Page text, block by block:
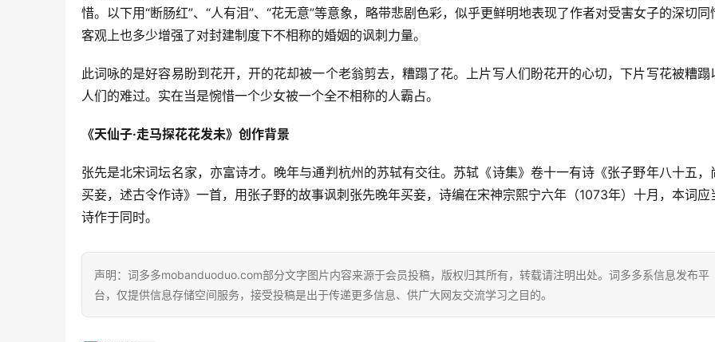
惜。以下用“断肠红”、“人有泪”、“花无意”等意象，略带悲剧色彩，似乎更鲜明地表现了作者对受害女子的深切同
客观上也多少增强了对封建制度下不相称的婚姻的讽刺力量。
此词咏的是好容易盼到花开，开的花却被一个老翁剪去，糟蹋了花。上片写人们盼花开的心切，下片写花被糟蹋
人们的难过。实在当是惋惜一个少女被一个全不相称的人霸占。
《天仙子·走马探花花发未》创作背景
张先是北宋词坛名家，亦富诗才。晚年与通判杭州的苏轼有交往。苏轼《诗集》卷十一有诗《张子野年八十五，
买妾，述古令作诗》一首，用张子野的故事讽刺张先晚年买妾，诗编在宋神宗熙宁六年（1073年）十月，本词应
诗作于同时。
声明：词多多mobanduoduo.com部分文字图片内容来源于会员投稿，版权归其所有，转载请注明出处。词多多系信息发布平
台，仅提供信息存储空间服务，接受投稿是出于传递更多信息、供广大网友交流学习之目的。